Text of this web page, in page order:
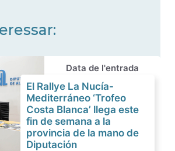
Data de l'entrada
El Rallye La Nucía-
Mediterráneo ‘Trofeo
Costa Blanca’ llega este
fin de semana a la
provincia de la mano de
Diputación